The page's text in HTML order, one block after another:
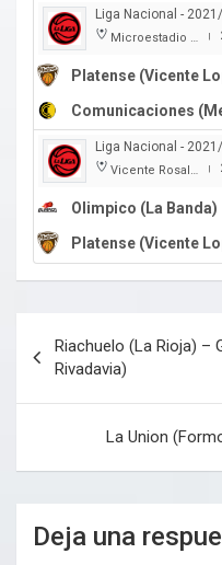
Liga Nacional -
Microestadio Ciudad de Vicente Lopez |
Platense (Vicente
Comunicaciones
Liga Nacional -
Vicente Rosales |
Olimpico (La Banda)
Platense (Vicente
de
entradas
Riachuelo (La Rioja) –
Rivadavia)
La Union
Deja una